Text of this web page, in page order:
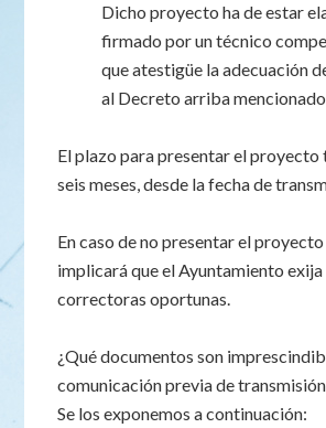
Dicho proyecto ha de estar
firmado por un técnico
que atestigüe la adecuación
al Decreto arriba
El plazo para presentar el proyecto
seis meses, desde la fecha de
En caso de no presentar el
implicará que el Ayuntamiento exija
correctoras oportunas.
¿Qué documentos son
comunicación previa de
Se los exponemos a continuación: